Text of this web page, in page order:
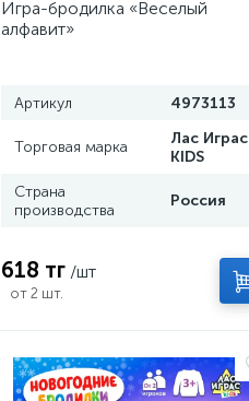
Игра-бродилка «Веселый
алфавит»
Артикул 4973113
Торговая марка
Лас Играс
KIDS
Страна
производства
Россия
618 тг /шт
от 2 шт.